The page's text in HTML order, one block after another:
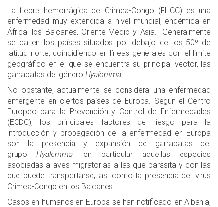
La fiebre hemorrágica de Crimea-Congo (FHCC) es una
enfermedad muy extendida a nivel mundial, endémica en
África, los Balcanes, Oriente Medio y Asia. Generalmente
se da en los países situados por debajo de los 50º de
latitud norte, coincidiendo en líneas generales con el limite
geográfico en el que se encuentra su principal vector, las
garrapatas del género Hyalomma.
No obstante, actualmente se considera una enfermedad
emergente en ciertos países de Europa. Según el Centro
Europeo para la Prevención y Control de Enfermedades
(ECDC), los principales factores de riesgo para la
introducción y propagación de la enfermedad en Europa
son la presencia y expansión de garrapatas del
grupoHyalomma, en particular aquellas especies
asociadas a aves migratorias a las que parasita y con las
que puede transportarse, así como la presencia del virus
Crimea-Congo en los Balcanes.
Casos en humanos en Europa se han notificado en Albania,